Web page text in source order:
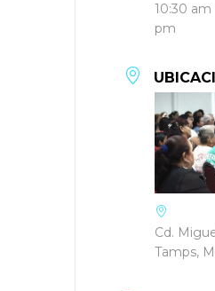
10:30 am
pm
Cd.
Tamps,